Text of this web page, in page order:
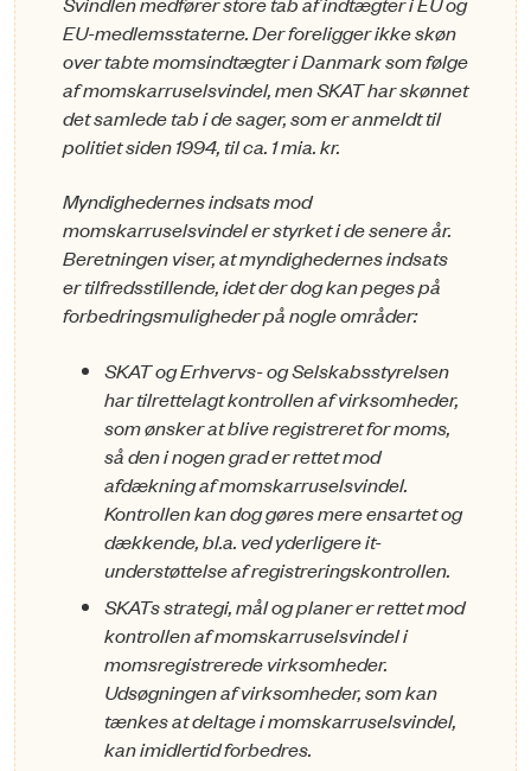
EU-medlemsstaterne. Der foreligger ikke skøn
over tabte momsindtægter i Danmark som følge
af momskarruselsvindel, men SKAT har skønnet
det samlede tab i de sager, som er anmeldt til
politiet siden 1994, til ca. 1 mia. kr.
Myndighedernes indsats mod
momskarruselsvindel er styrket i de senere år.
Beretningen viser, at myndighedernes indsats
er tilfredsstillende, idet der dog kan peges på
forbedringsmuligheder på nogle områder:
SKAT og Erhvervs- og Selskabsstyrelsen
har tilrettelagt kontrollen af virksomheder,
som ønsker at blive registreret for moms,
så den i nogen grad er rettet mod
afdækning af momskarruselsvindel.
Kontrollen kan dog gøres mere ensartet og
dækkende, bl.a. ved yderligere it-
understøttelse af registreringskontrollen.
SKATs strategi, mål og planer er rettet mod
kontrollen af momskarruselsvindel i
momsregistrerede virksomheder.
Udsøgningen af virksomheder, som kan
tænkes at deltage i momskarruselsvindel,
kan imidlertid forbedres.